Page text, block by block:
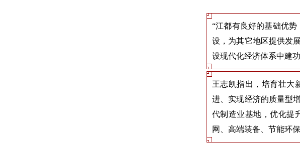
“江都有良好的基础优
设，为其它地区提供发
设现代化经济体系中建功
王志凯指出，培育壮大
进、实现经济的质量型
代制造业基地，优化提
网、高端装备、节能环